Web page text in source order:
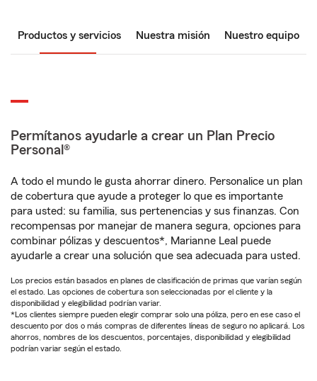
Productos y servicios Nuestra misión Nuestro equipo
Permítanos ayudarle a crear un Plan Precio
Personal®
A todo el mundo le gusta ahorrar dinero. Personalice un plan
de cobertura que ayude a proteger lo que es importante
para usted: su familia, sus pertenencias y sus finanzas. Con
recompensas por manejar de manera segura, opciones para
combinar pólizas y descuentos*, Marianne Leal puede
ayudarle a crear una solución que sea adecuada para usted.
Los precios están basados en planes de clasificación de primas que varían según
el estado. Las opciones de cobertura son seleccionadas por el cliente y la
disponibilidad y elegibilidad podrían variar.
*Los clientes siempre pueden elegir comprar solo una póliza, pero en ese caso el
descuento por dos o más compras de diferentes líneas de seguro no aplicará. Los
ahorros, nombres de los descuentos, porcentajes, disponibilidad y elegibilidad
podrían variar según el estado.